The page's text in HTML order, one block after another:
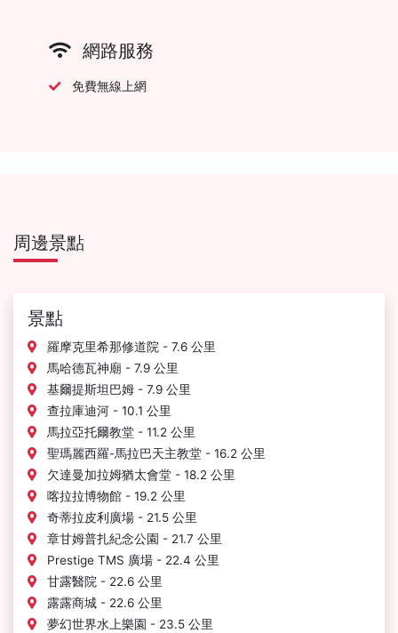
網路服務
免費無線上網
周邊景點
景點
羅摩克里希那修道院 - 7.6 公里
馬哈德瓦神廟 - 7.9 公里
基爾提斯坦巴姆 - 7.9 公里
查拉庫迪河 - 10.1 公里
馬拉亞托爾教堂 - 11.2 公里
聖瑪麗西羅-馬拉巴天主教堂 - 16.2 公里
欠達曼加拉姆猶太會堂 - 18.2 公里
喀拉拉博物館 - 19.2 公里
奇蒂拉皮利廣場 - 21.5 公里
章甘姆普扎紀念公園 - 21.7 公里
Prestige TMS 廣場 - 22.4 公里
甘露醫院 - 22.6 公里
露露商城 - 22.6 公里
夢幻世界水上樂園 - 23.5 公里